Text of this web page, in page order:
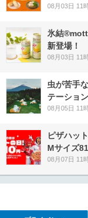
08月03日 11
氷結
新登場！
08月03日 11
虫が苦手
テーショ
08月05日 11
ピザハッ
Mサイズ
08月07日 11